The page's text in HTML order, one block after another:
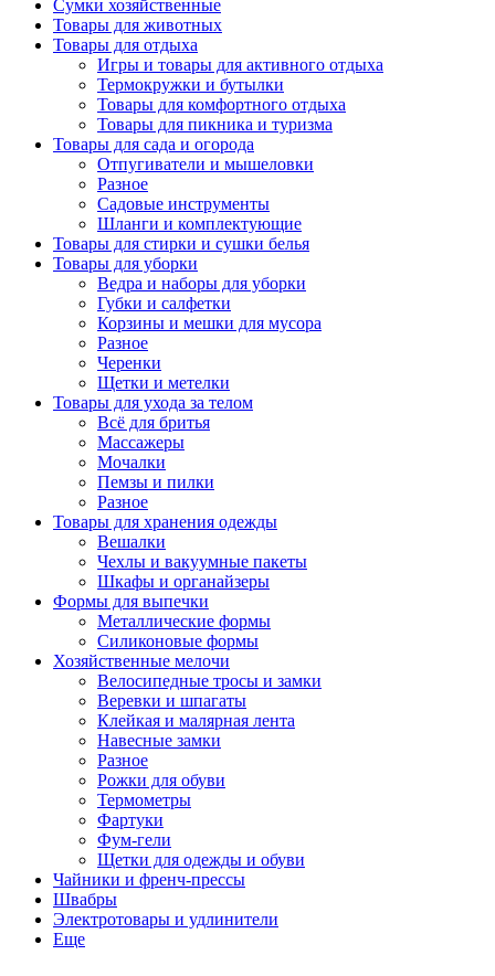
Сумки хозяйственные
Товары для животных
Товары для отдыха
Игры и товары для активного отдыха
Термокружки и бутылки
Товары для комфортного отдыха
Товары для пикника и туризма
Товары для сада и огорода
Отпугиватели и мышеловки
Разное
Садовые инструменты
Шланги и комплектующие
Товары для стирки и сушки белья
Товары для уборки
Ведра и наборы для уборки
Губки и салфетки
Корзины и мешки для мусора
Разное
Черенки
Щетки и метелки
Товары для ухода за телом
Всё для бритья
Массажеры
Мочалки
Пемзы и пилки
Разное
Товары для хранения одежды
Вешалки
Чехлы и вакуумные пакеты
Шкафы и органайзеры
Формы для выпечки
Металлические формы
Силиконовые формы
Хозяйственные мелочи
Велосипедные тросы и замки
Веревки и шпагаты
Клейкая и малярная лента
Навесные замки
Разное
Рожки для обуви
Термометры
Фартуки
Фум-гели
Щетки для одежды и обуви
Чайники и френч-прессы
Швабры
Электротовары и удлинители
Еще